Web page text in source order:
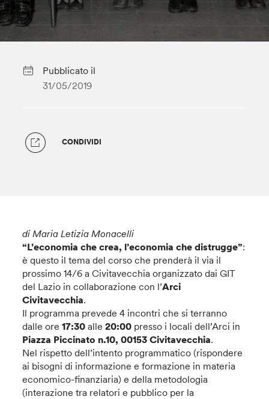
Pubblicato il
31/05/2019
CONDIVIDI
di Maria Letizia Monacelli
“L’economia che crea, l’economia che distrugge”:
è questo il tema del corso che prenderà il via il
prossimo 14/6 a Civitavecchia organizzato dai GIT
del Lazio in collaborazione con l’Arci
Civitavecchia.
Il programma prevede 4 incontri che si terranno
dalle ore17:30 alle20:00 presso i locali dell’Arci in
Piazza Piccinato n.10, 00153 Civitavecchia.
Nel rispetto dell’intento programmatico (rispondere
ai bisogni di informazione e formazione in materia
economico-finanziaria) e della metodologia
(interazione tra relatori e pubblico per la